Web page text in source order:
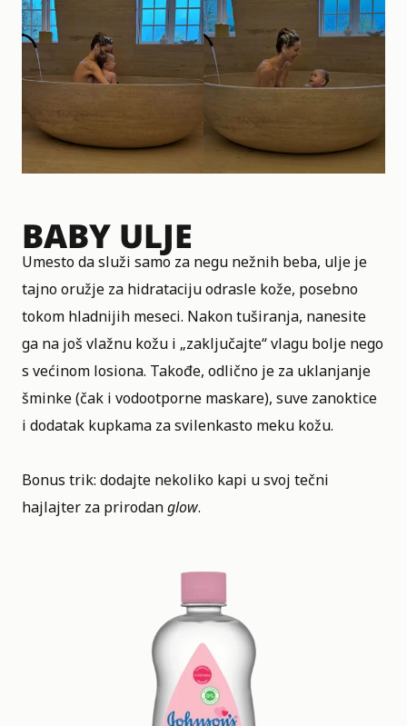
BABY ULJE
Umesto da služi samo za negu nežnih beba, ulje je
tajno oružje za hidrataciju odrasle kože, posebno
tokom hladnijih meseci. Nakon tuširanja, nanesite
ga na još vlažnu kožu i „zaključajte“ vlagu bolje nego
s većinom losiona. Takođe, odlično je za uklanjanje
šminke (čak i vodootporne maskare), suve zanoktice
i dodatak kupkama za svilenkasto meku kožu.
Bonus trik: dodajte nekoliko kapi u svoj tečni
hajlajter za prirodanglow.